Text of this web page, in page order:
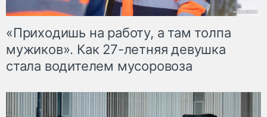
«Приходишь на работу, а там толпа
мужиков». Как 27-летняя девушка
стала водителем мусоровоза